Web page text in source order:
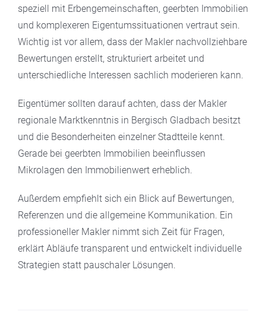
speziell mit Erbengemeinschaften, geerbten Immobilien
und komplexeren Eigentumssituationen vertraut sein.
Wichtig ist vor allem, dass der Makler nachvollziehbare
Bewertungen erstellt, strukturiert arbeitet und
unterschiedliche Interessen sachlich moderieren kann.
Eigentümer sollten darauf achten, dass der Makler
regionale Marktkenntnis in Bergisch Gladbach besitzt
und die Besonderheiten einzelner Stadtteile kennt.
Gerade bei geerbten Immobilien beeinflussen
Mikrolagen den Immobilienwert erheblich.
Außerdem empfiehlt sich ein Blick auf Bewertungen,
Referenzen und die allgemeine Kommunikation. Ein
professioneller Makler nimmt sich Zeit für Fragen,
erklärt Abläufe transparent und entwickelt individuelle
Strategien statt pauschaler Lösungen.